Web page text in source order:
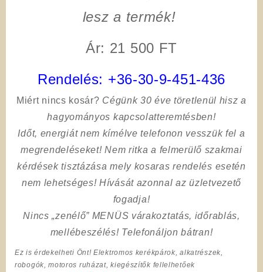
lesz a termék!
Ár: 21 500 FT
Rendelés: +36-30-9-451-436
Miért nincs kosár? Cégünk 30 éve töretlenül hisz a
hagyományos kapcsolatteremtésben!
Időt, energiát nem kímélvetelefonon vesszük fel a
megrendeléseket! Nem ritka a felmerülő szakmai
kérdések tisztázása mely kosaras rendelés esetén
nem lehetséges! Hívását azonnal az üzletvezető
fogadja!
Nincs „zenélő” MENÜS várakoztatás, időrablás,
mellébeszélés! Telefonáljon bátran!
Ez is érdekelheti Önt! Elektromos kerékpárok, alkatrészek,
robogók, motoros ruházat, kiegészítők fellelhetőek